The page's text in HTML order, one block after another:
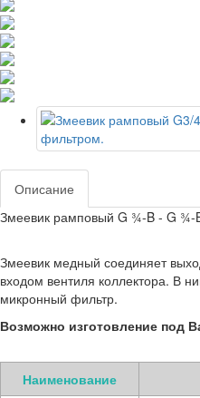
Описание
Змеевик рамповый G ¾-B - G ¾-
Змеевик медный соединяет
входом вентиля коллектора. В
микронный фильтр.
Возможно изготовление под
Наименование